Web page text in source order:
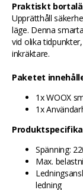
Praktiskt
Upprätthåll
läge. Denna
vid olika
inkräktare.
Paketet
1x WOOX
1x
Spänning:
Max.
ledning